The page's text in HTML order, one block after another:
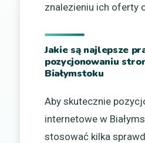
znalezieniu ich oferty
Jakie są najlepsze
pozycjonowaniu
Białymstoku
Aby skutecznie
internetowe w
stosować kilka